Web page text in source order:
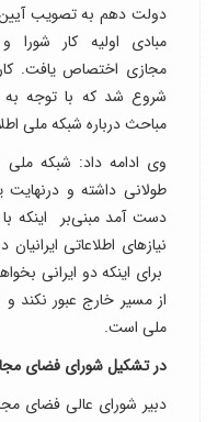
دولت دهم به تصویب
مبادی اولیه کار
مجازی اختصاص یافت.
شروع شد که با توجه به
مباحث درباره شبکه ملی
وی ادامه داد: شبکه ملی
طولانی داشته و
دست آمد مبنی‌بر اینکه با
نیازهای اطلاعاتی
برای اینکه دو ایرانی
از مسیر خارج عبور نکند
ملی است.
در تشکیل شورای فضای
دبیر شورای عالی فضای